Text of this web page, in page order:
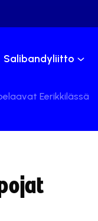
Salibandyliitto
Eerikkilässä